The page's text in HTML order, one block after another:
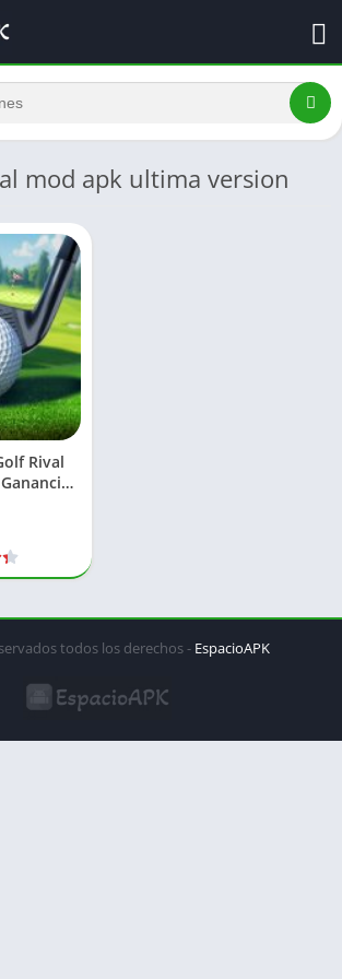
mod apk ultima version
Rival
todos los derechos - EspacioAPK